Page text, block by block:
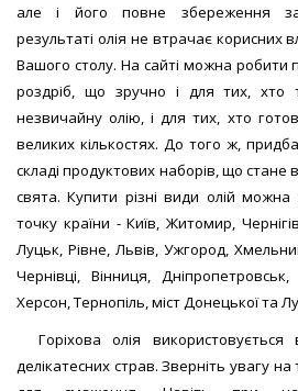
але і його повне збереження
результаті олія не втрачає корисних
Вашого столу. На сайті можна робити
роздріб, що зручно і для тих, хто
незвичайну олію, і для тих, хто
великих кількостях. До того ж,
складі продуктових наборів, що
свята. Купити різні види олій
точку країни - Київ, Житомир,
Луцьк, Рівне, Львів, Ужгород,
Чернівці, Вінниця,
Херсон, Тернопіль, міст Донецької та
Горіхова олія
делікатесних страв. Зверніть увагу